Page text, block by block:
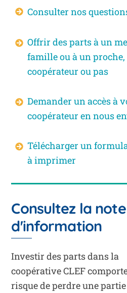
Consulter nos
Offrir des parts à un
famille ou à un
coopérateur ou pas
Demander un accès à
coopérateur en nous
Télécharger un
à imprimer
Consultez la note
d'information
Investir des parts dans la
coopérative CLEF
risque de perdre une